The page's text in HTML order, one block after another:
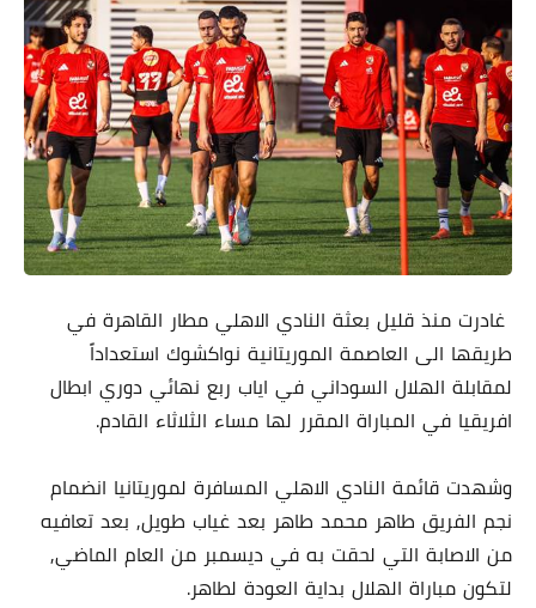
غادرت منذ قليل بعثة النادي الاهلي مطار القاهرة في
طريقها الى العاصمة الموريتانية نواكشوك استعداداً
لمقابلة الهلال السوداني في اياب ربع نهائي دوري ابطال
افريقيا في المباراة المقرر لها مساء الثلاثاء القادم.
وشهدت قائمة النادي الاهلي المسافرة لموريتانيا انضمام
نجم الفريق طاهر محمد طاهر بعد غياب طويل, بعد تعافيه
من الاصابة التي لحقت به في ديسمبر من العام الماضي,
لتكون مباراة الهلال بداية العودة لطاهر.